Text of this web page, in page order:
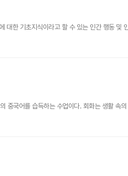
한 기초지식이라고 할 수 있는 인간 행동 및
중국어를 습득하는 수업이다. 회화는 생활 속